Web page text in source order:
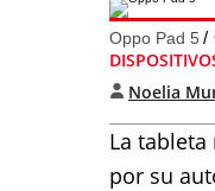
Oppo Pad 5
Noelia
La
por su